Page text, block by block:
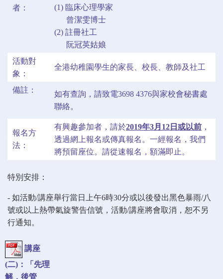
者：
(1) 臨床心理學家
曾潔雯博士
(2) 註冊社工
阮冠英姑娘
活動對
象：
全港幼稚園學生的家長、校長、教師及社工
備註：
如有查詢，請致電3698 4376與家校會秘書處
聯絡。
報名方
法：
有興趣參加者，請於2019年3月12日或以前 ，
透過網上報名或傳真報名。一經報名，我們
將預留座位。請從速報名，額滿即止。
特別安排：
- 如活動/講座舉行當日上午6時30分或以後發出黑色暴雨/八
號或以上熱帶氣旋警告信號， 活動/講座將會取消，恕不另
行通知。
講座
(二)：「先理
解，後管